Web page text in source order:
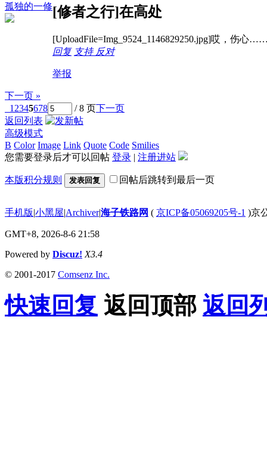
孤独的一修[修者之行]在高处
[UploadFile=Img_9524_1146829250.jpg]哎，伤心
回复 支持 反对
举报
下一页 »
1 2345678 / 8 页下一页
返回列表
高级模式
B Color Image Link Quote Code Smilies
您需要登录后才可以回帖 登录 | 注册进站
本版积分规则 发表回复 回帖后跳转到最后一页
手机版|小黑屋|Archiver|海子铁路网 ( 京ICP备05069205号-1 )京
GMT+8, 2026-8-6 21:58
Powered by Discuz! X3.4
© 2001-2017 Comsenz Inc.
快速回复 返回顶部 返回